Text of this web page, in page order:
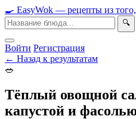
🍳 EasyWok — рецепты из того,
🔍
Войти Регистрация
← Назад к результатам
🥗
Тёплый овощной
капустой и